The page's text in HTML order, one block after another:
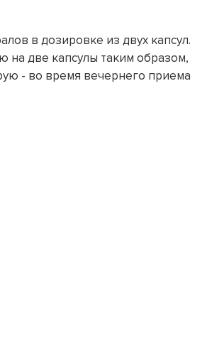
в дозировке из двух капсул.
на две капсулы таким образом,
- во время вечернего приема